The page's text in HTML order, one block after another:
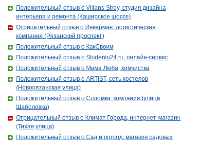
Положительный отзыв о Villans-Stroy, студия дизайна
интерьера и ремонта (Каширское шоссе)
Отрицательный отзыв о Инкерман, логистическая
компания (Рязанский проспект)
Положительный отзыв о КакСвоим
Положительный отзыв о Studentu24.ru, онлайн-сервис
Положительный отзыв о Мама Люба, химчистка
Положительный отзыв о ARTIST, сеть хостелов
(Новорязанская улица)
Положительный отзыв о Соломка, компания (улица
Шаболовка)
Отрицательный отзыв о Климат Города, интернет-магазин
(Тихая улица)
Положительный отзыв о Сад и огород, магазин садовых